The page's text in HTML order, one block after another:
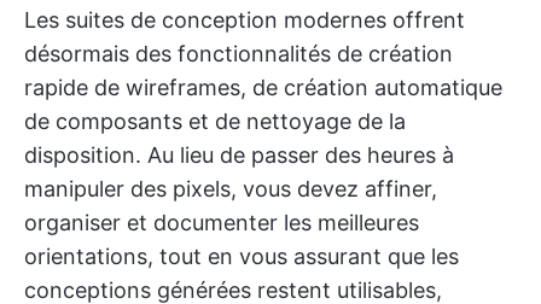
Les suites de conception modernes offrent
désormais des fonctionnalités de création
rapide de wireframes, de création automatique
de composants et de nettoyage de la
disposition. Au lieu de passer des heures à
manipuler des pixels, vous devez affiner,
organiser et documenter les meilleures
orientations, tout en vous assurant que les
conceptions générées restent utilisables,